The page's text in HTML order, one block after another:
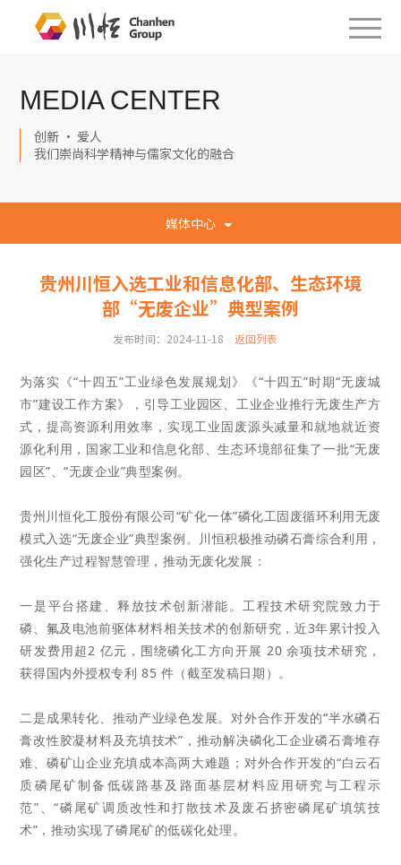
MEDIA CENTER
创新 · 爱人
我们崇尚科学精神与儒家文化的融合
媒体中心
贵州川恒入选工业和信息化部、生态环境
部“无废企业”典型案例
发布时间：2024-11-18 返回列表
为落实《“十四五”工业绿色发展规划》《“十四五”时期“无废城
市”建设工作方案》，引导工业园区、工业企业推行无废生产方
式，提高资源利用效率，实现工业固废源头减量和就地就近资
源化利用，国家工业和信息化部、生态环境部征集了一批“无废
园区”、“无废企业”典型案例。
贵州川恒化工股份有限公司“矿化一体”磷化工固废循环利用无废
模式入选“无废企业”典型案例。川恒积极推动磷石膏综合利用，
强化生产过程智慧管理，推动无废化发展：
一是平台搭建、释放技术创新潜能。工程技术研究院致力于
磷、氟及电池前驱体材料相关技术的创新研究，近3年累计投入
研发费用超2 亿元，围绕磷化工方向开展 20 余项技术研究，
获得国内外授权专利 85 件（截至发稿日期）。
二是成果转化、推动产业绿色发展。对外合作开发的“半水磷石
膏改性胶凝材料及充填技术”，推动解决磷化工企业磷石膏堆存
难、磷矿山企业充填成本高两大难题；对外合作开发的“白云石
质磷尾矿制备低碳路基及路面基层材料应用研究与工程示
范”、“磷尾矿调质改性和打散技术及废石挤密磷尾矿填筑技
术”，推动实现了磷尾矿的低碳化处理。